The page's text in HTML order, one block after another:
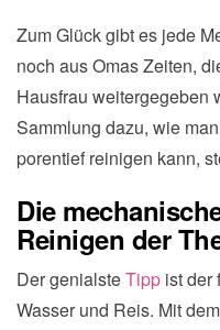
Zum Glück gibt es jede
noch aus Omas Zeiten,
Hausfrau weitergegeben
Sammlung dazu, wie
porentief reinigen kann,
Die
Reinigen der
Der genialsteTipp ist der
Wasser und Reis. Mit